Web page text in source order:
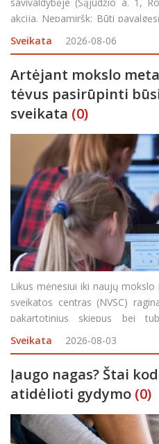
akcija. Nepamiršk: Būti
Turėti asmens dokumentą Pietų
Sveikata 2026-08-06
Artėjant mokslo
tėvus pasirūpinti
sveikata (0)
Likus mėnesiui iki naujų
sveikatos centras (NVSC)
pakartotinius skiepus bei
specialistai teigia, kad skiepai
pavojingų infekcinių ligų, kurių
Sveikata 2026-08-03
Įaugo nagas? Štai
atidėlioti gydymo (0)